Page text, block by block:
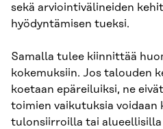
sekä arviointivälineiden
hyödyntämisen tueksi.
Samalla tulee kiinnittää
kokemuksiin. Jos talouden
koetaan epäreiluiksi, ne
toimien vaikutuksia voidaan
tulonsiirroilla tai